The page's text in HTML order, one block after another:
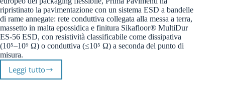
ripristinato la pavimentazione con un sistema ESD a bandelle
di rame annegate: rete conduttiva collegata alla messa a terra,
massetto in malta epossidica e finitura Sikafloor® MultiDur
ES-56 ESD, con resistività classificabile come dissipativa
(10⁵–10⁹ Ω) o conduttiva (≤10⁵ Ω) a seconda del punto di
misura.
Leggi tuttoPavimenti